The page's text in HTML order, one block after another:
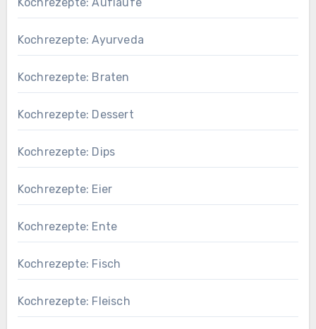
Kochrezepte: Aufläufe
Kochrezepte: Ayurveda
Kochrezepte: Braten
Kochrezepte: Dessert
Kochrezepte: Dips
Kochrezepte: Eier
Kochrezepte: Ente
Kochrezepte: Fisch
Kochrezepte: Fleisch